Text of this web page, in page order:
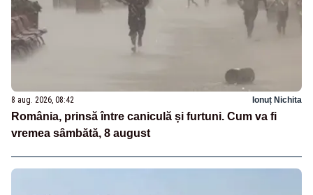
8 aug. 2026, 08:42 Ionuț Nichita
România, prinsă între caniculă și furtuni. Cum va fi
vremea sâmbătă, 8 august